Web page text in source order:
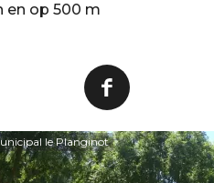
en op 500 m
le Planginot